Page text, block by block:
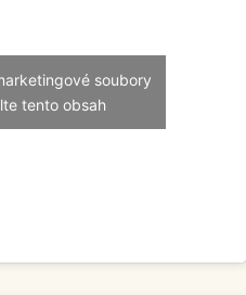
soubory
tento obsah